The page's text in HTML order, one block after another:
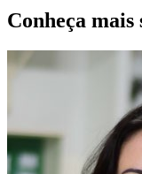
Conheça mais